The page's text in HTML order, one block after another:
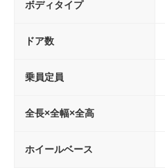
ボディタイプ
ドア数
乗員定員
全長×全幅×全高
ホイールベース